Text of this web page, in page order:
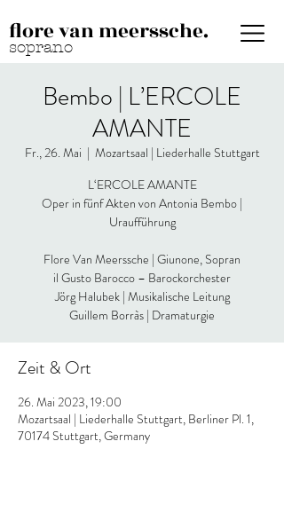
flore van meerssche.
soprano
Bembo | L’ERCOLE
AMANTE
Fr., 26. Mai
  |
Mozartsaal | Liederhalle Stuttgart
L‘ERCOLE AMANTE
Oper in fünf Akten von Antonia Bembo |
Uraufführung
Flore Van Meerssche | Giunone, Sopran
il Gusto Barocco – Barockorchester
Jörg Halubek | Musikalische Leitung
Guillem Borràs | Dramaturgie
Zeit & Ort
26. Mai 2023, 19:00
Mozartsaal | Liederhalle Stuttgart, Berliner Pl. 1,
70174 Stuttgart, Germany